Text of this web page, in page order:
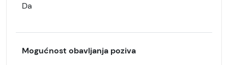
Da
Mogućnost obavljanja poziva